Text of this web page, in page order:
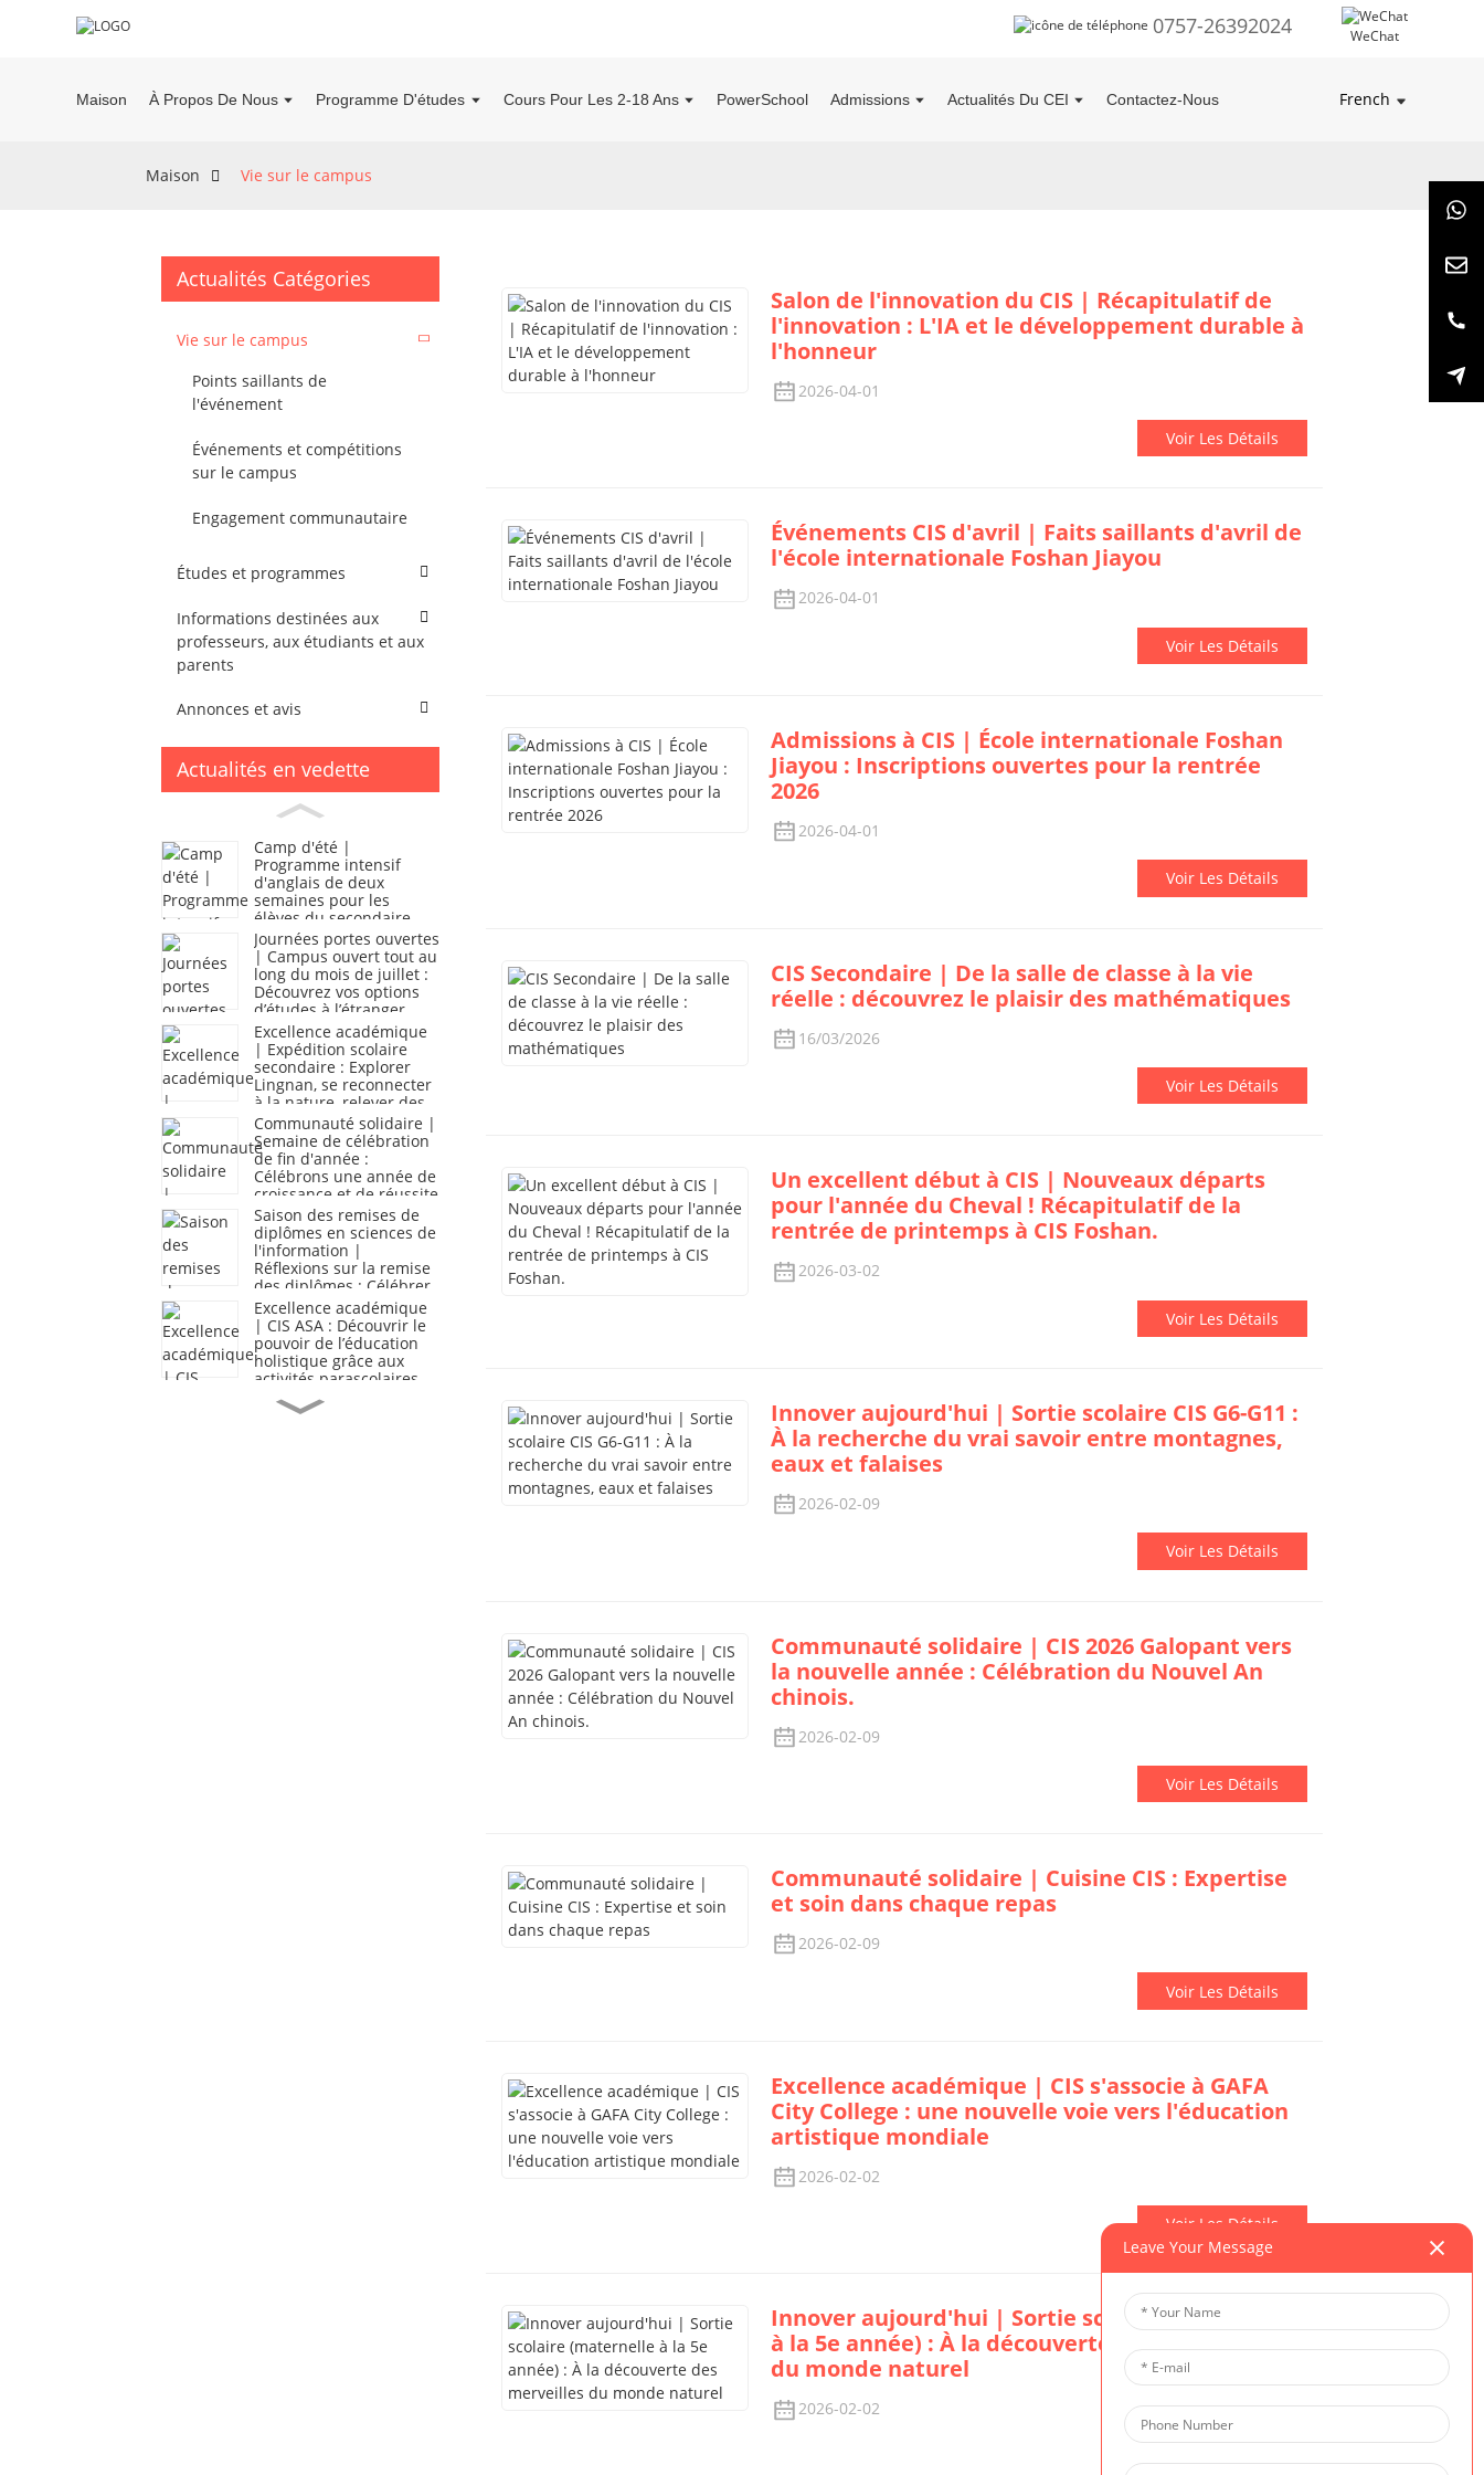
0757-26392024 WeChat
Maison À Propos De Nous Programme D'études Cours Pour Les 2-18 Ans PowerSchool Admissions Actualités Du CEI Contactez-Nous French
Maison Vie sur le campus
Actualités Catégories
Vie sur le campus
Points saillants de
l'événement
Événements et compétitions
sur le campus
Engagement communautaire
Études et programmes
Informations destinées aux
professeurs, aux étudiants et aux
parents
Annonces et avis
Actualités en vedette
Camp d'été |
Programme intensif
d'anglais de deux
semaines pour les
élèves du secondaire
Journées portes ouvertes
| Campus ouvert tout au
long du mois de juillet :
Découvrez vos options
d’études à l’étranger
Excellence académique
| Expédition scolaire
secondaire : Explorer
Lingnan, se reconnecter
à la nature, relever des
défis
Communauté solidaire |
Semaine de célébration
de fin d'année :
Célébrons une année de
croissance et de réussite
Saison des remises de
diplômes en sciences de
l'information |
Réflexions sur la remise
des diplômes : Célébrer
les réussites et accueillir
de nouveaux départs
Excellence académique
| CIS ASA : Découvrir le
pouvoir de l’éducation
holistique grâce aux
activités parascolaires
Communauté solidaire |
Les étudiants du CIS
Salon de l'innovation du CIS | Récapitulatif de
l'innovation : L'IA et le développement durable à
l'honneur
2026-04-01
Voir Les Détails
Événements CIS d'avril | Faits saillants d'avril de
l'école internationale Foshan Jiayou
2026-04-01
Voir Les Détails
Admissions à CIS | École internationale Foshan
Jiayou : Inscriptions ouvertes pour la rentrée
2026
2026-04-01
Voir Les Détails
CIS Secondaire | De la salle de classe à la vie
réelle : découvrez le plaisir des mathématiques
16/03/2026
Voir Les Détails
Un excellent début à CIS | Nouveaux départs
pour l'année du Cheval ! Récapitulatif de la
rentrée de printemps à CIS Foshan.
2026-03-02
Voir Les Détails
Innover aujourd'hui | Sortie scolaire CIS G6-G11 :
À la recherche du vrai savoir entre montagnes,
eaux et falaises
2026-02-09
Voir Les Détails
Communauté solidaire | CIS 2026 Galopant vers
la nouvelle année : Célébration du Nouvel An
chinois.
2026-02-09
Voir Les Détails
Communauté solidaire | Cuisine CIS : Expertise
et soin dans chaque repas
2026-02-09
Voir Les Détails
Excellence académique | CIS s'associe à GAFA
City College : une nouvelle voie vers l'éducation
artistique mondiale
2026-02-02
Voir Les Détails
Innover aujourd'hui | Sortie scolaire (maternelle
à la 5e année) : À la découverte des merveilles
du monde naturel
2026-02-02
Leave Your Message